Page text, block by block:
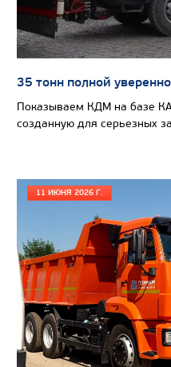
ШАССИ КАМАЗ
НОВИНКА
35 тонн полной
Показываем КДМ на базе
созданную для серьезных
11 ИЮНЯ 2026 Г.